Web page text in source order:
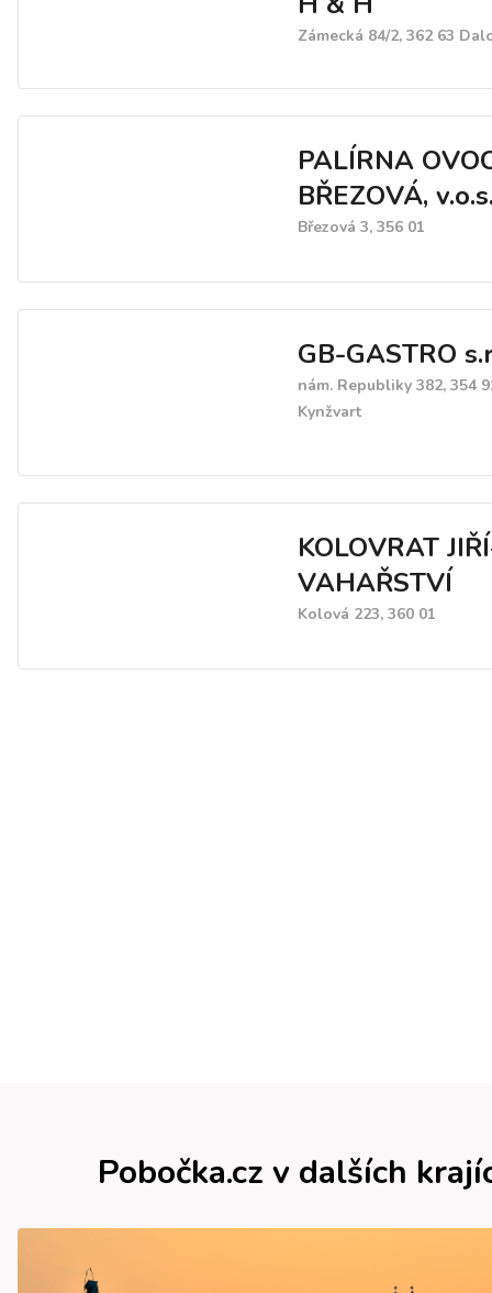
Zámecká 84/2, 362 63
PALÍRNA
BŘEZOVÁ,
Březová 3, 356 01
GB-GASTRO
nám. Republiky 382, 354
Kynžvart
KOLOVRAT
VAHAŘSTVÍ
Kolová 223, 360 01
Pobočka.cz v dalších